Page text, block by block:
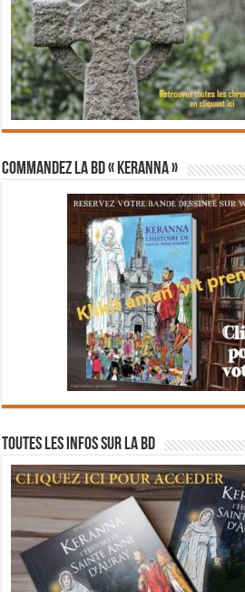
Commandez la BD « Keranna »
Toutes les infos sur la BD